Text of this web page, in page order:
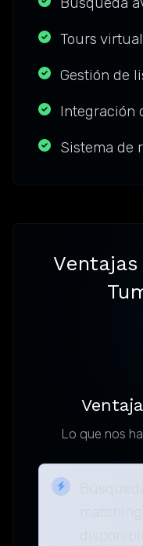
Tours
Gestión de
Integración
Sistema de
Lo que nos